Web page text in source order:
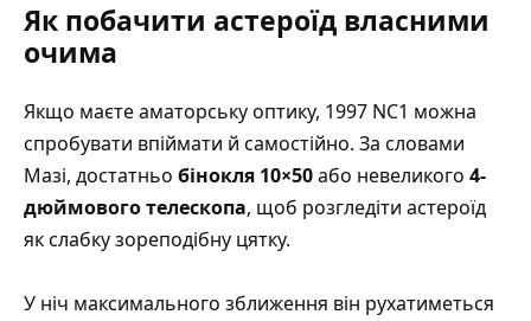
Як побачити астероїд власними
очима
Якщо маєте аматорську оптику, 1997 NC1 можна
спробувати впіймати й самостійно. За словами
Мазі, достатньо бінокля 10×50або невеликого 4-
дюймового телескопа, щоб розгледіти астероїд
як слабку зореподібну цятку.
У ніч максимального зближення він рухатиметься